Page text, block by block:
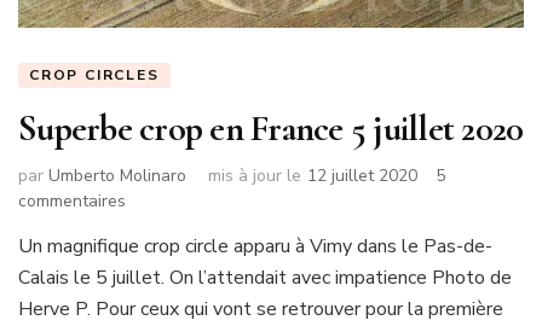
CROP CIRCLES
Superbe crop en France 5 juillet 2020
par Umberto Molinaro mis à jour le 12 juillet 2020
5
commentaires
crop
en
France
Un magnifique crop circle apparu à Vimy dans le Pas-de-
Calais le 5 juillet. On l’attendait avec impatience Photo de
Herve P. Pour ceux qui vont se retrouver pour la première